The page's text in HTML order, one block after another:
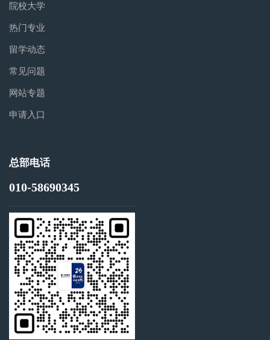
院校大学
热门专业
留学动态
常见问题
网站专题
申请入口
总部电话
010-58690345